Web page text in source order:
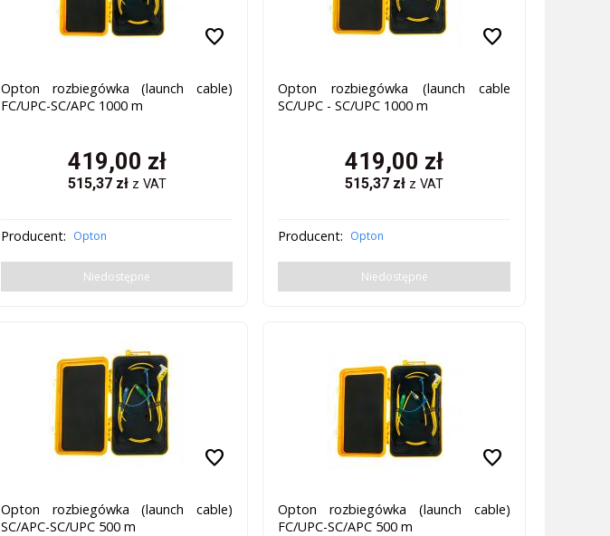
favorite
Opton rozbiegówka (launch cable)
FC/UPC-SC/APC 1000 m
419,00 zł
515,37zł z VAT
Producent: Opton
Niedostępne
favorite
Opton rozbiegówka (launch cable
SC/UPC - SC/UPC 1000 m
419,00 zł
515,37 zł z VAT
Producent: Opton
Niedostępne
favorite
Opton rozbiegówka (launch cable)
SC/APC-SC/UPC 500 m
favorite
Opton rozbiegówka (launch cable)
FC/UPC-SC/APC 500 m